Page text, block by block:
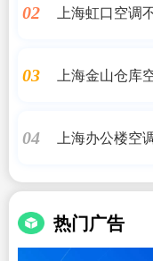
02
上海虹口空调
电话
03
上海金山仓库
04
上海办公楼空
上门服务_爱
热门广告